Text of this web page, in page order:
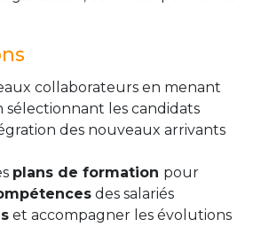
collaborateurs en menant
sélectionnant les candidats
des nouveaux arrivants
plans de formation pour
des salariés
et accompagner les évolutions